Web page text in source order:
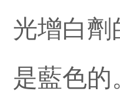
光增白劑
是藍色的